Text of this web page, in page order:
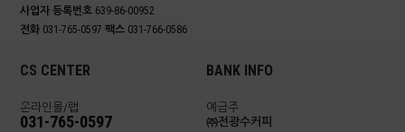
사업자 등록번호 639-86-00952
전화 031-765-0597팩스 031-766-0586
CS CENTER
온라인몰/랩
031-765-0597
BANK INFO
예금주
㈜전광수커피